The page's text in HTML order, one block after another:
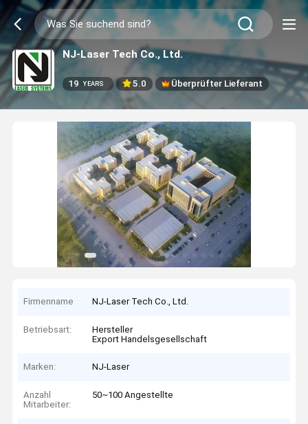
NJ-Laser Tech Co., Ltd.
19 YEARS 5.0 Überprüfter Lieferant
Firmenname NJ-Laser Tech Co., Ltd.
Betriebsart:
Hersteller
Export Handelsgesellschaft
Marken: NJ-Laser
Anzahl
Mitarbeiter:
50~100 Angestellte